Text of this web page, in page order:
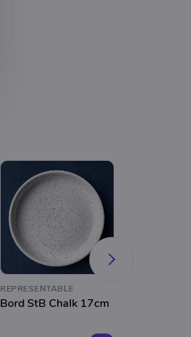
REPRESENTABLE
Bord StB Chalk 17cm